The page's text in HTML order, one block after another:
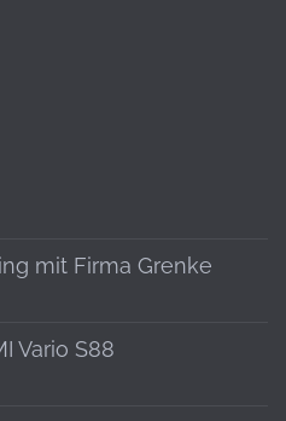
mit Firma Grenke
Vario S88